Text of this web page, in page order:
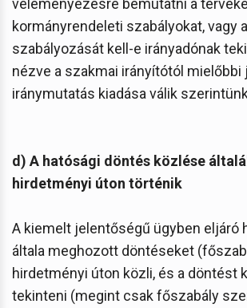
kormányrendeleti szabályokat, vagy
szabályozását kell-e irányadónak
nézve a szakmai irányítótól mielőbbi
iránymutatás kiadása válik
d) A hatósági döntés közlése
hirdetményi úton történik
A kiemelt jelentőségű ügyben eljáró
általa meghozott döntéseket
hirdetményi úton közli, és a döntést
tekinteni (megint csak főszabály